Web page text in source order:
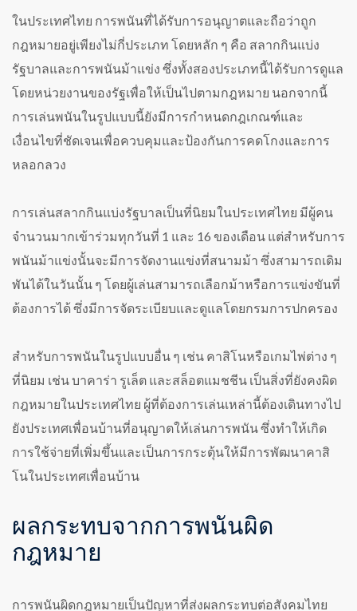
ในประเทศไทย การพนันที่ได้รับการอนุญาตและถือว่าถูก
กฎหมายอยู่เพียงไม่กี่ประเภท โดยหลัก ๆ คือ สลากกินแบ่ง
รัฐบาลและการพนันม้าแข่ง ซึ่งทั้งสองประเภทนี้ได้รับการดูแล
โดยหน่วยงานของรัฐเพื่อให้เป็นไปตามกฎหมาย นอกจากนี้
การเล่นพนันในรูปแบบนี้ยังมีการกำหนดกฎเกณฑ์และ
เงื่อนไขที่ชัดเจนเพื่อควบคุมและป้องกันการคดโกงและการ
หลอกลวง
การเล่นสลากกินแบ่งรัฐบาลเป็นที่นิยมในประเทศไทย มีผู้คน
จำนวนมากเข้าร่วมทุกวันที่ 1 และ 16 ของเดือน แต่สำหรับการ
พนันม้าแข่งนั้นจะมีการจัดงานแข่งที่สนามม้า ซึ่งสามารถเดิม
พันได้ในวันนั้น ๆ โดยผู้เล่นสามารถเลือกม้าหรือการแข่งขันที่
ต้องการได้ ซึ่งมีการจัดระเบียบและดูแลโดยกรมการปกครอง
สำหรับการพนันในรูปแบบอื่น ๆ เช่น คาสิโนหรือเกมไพ่ต่าง ๆ
ที่นิยม เช่น บาคาร่า รูเล็ต และสล็อตแมชชีน เป็นสิ่งที่ยังคงผิด
กฎหมายในประเทศไทย ผู้ที่ต้องการเล่นเหล่านี้ต้องเดินทางไป
ยังประเทศเพื่อนบ้านที่อนุญาตให้เล่นการพนัน ซึ่งทำให้เกิด
การใช้จ่ายที่เพิ่มขึ้นและเป็นการกระตุ้นให้มีการพัฒนาคาสิ
โนในประเทศเพื่อนบ้าน
ผลกระทบจากการพนันผิด
กฎหมาย
การพนันผิดกฎหมายเป็นปัญหาที่ส่งผลกระทบต่อสังคมไทย